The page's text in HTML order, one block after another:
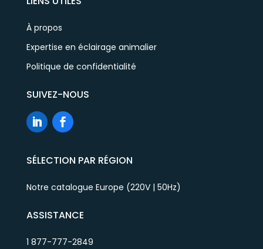
À propos
Expertise en éclairage animalier
Politique de confidentialité
SUIVEZ-NOUS
SÉLECTION PAR RÉGION
Notre catalogue Europe (220V | 50Hz)
ASSISTANCE
1 877-777-2849